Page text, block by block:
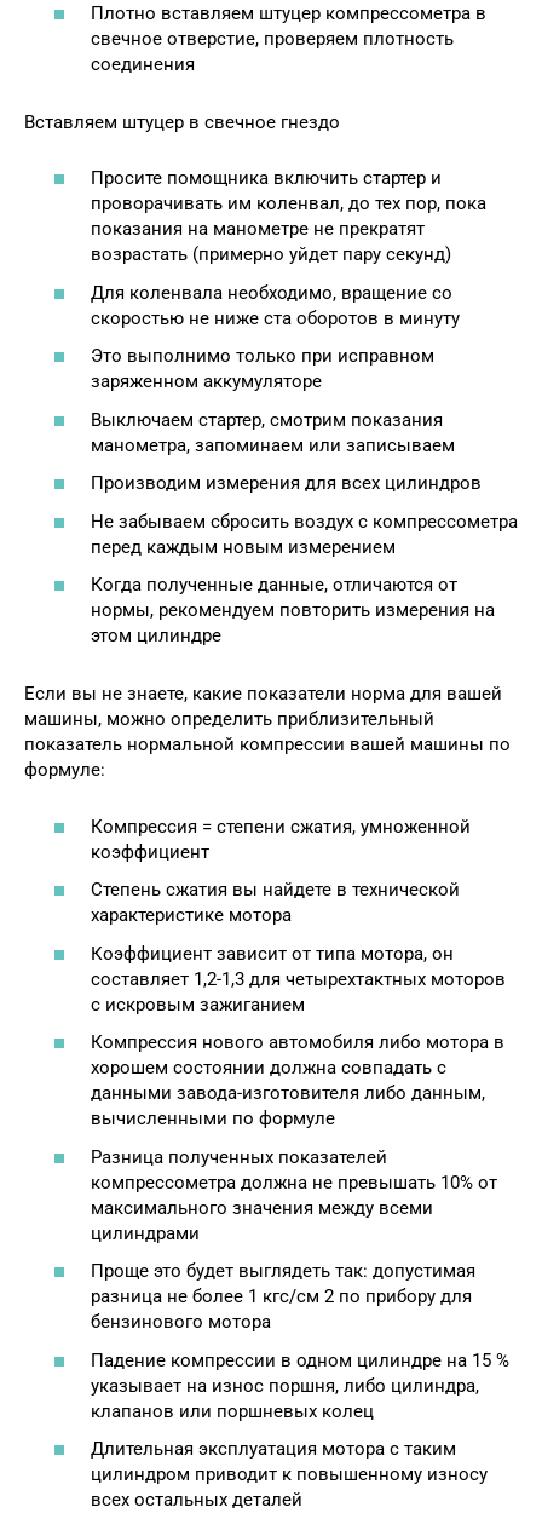
Плотно вставляем штуцер компрессометра в
свечное отверстие, проверяем плотность
соединения
Вставляем штуцер в свечное гнездо
Просите помощника включить стартер и
проворачивать им коленвал, до тех пор, пока
показания на манометре не прекратят
возрастать (примерно уйдет пару секунд)
Для коленвала необходимо, вращение со
скоростью не ниже ста оборотов в минуту
Это выполнимо только при исправном
заряженном аккумуляторе
Выключаем стартер, смотрим показания
манометра, запоминаем или записываем
Производим измерения для всех цилиндров
Не забываем сбросить воздух с компрессометра
перед каждым новым измерением
Когда полученные данные, отличаются от
нормы, рекомендуем повторить измерения на
этом цилиндре
Если вы не знаете, какие показатели норма для вашей
машины, можно определить приблизительный
показатель нормальной компрессии вашей машины по
формуле:
Компрессия = степени сжатия, умноженной
коэффициент
Степень сжатия вы найдете в технической
характеристике мотора
Коэффициент зависит от типа мотора, он
составляет 1,2-1,3 для четырехтактных моторов
с искровым зажиганием
Компрессия нового автомобиля либо мотора в
хорошем состоянии должна совпадать с
данными завода-изготовителя либо данным,
вычисленными по формуле
Разница полученных показателей
компрессометра должна не превышать 10% от
максимального значения между всеми
цилиндрами
Проще это будет выглядеть так: допустимая
разница не более 1 кгс/см 2 по прибору для
бензинового мотора
Падение компрессии в одном цилиндре на 15 %
указывает на износ поршня, либо цилиндра,
клапанов или поршневых колец
Длительная эксплуатация мотора с таким
цилиндром приводит к повышенному износу
всех остальных деталей